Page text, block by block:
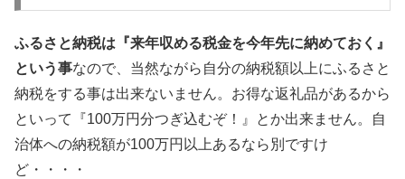
ふるさと納税は『来年収める税金を今年先に納めておく』
という事なので、当然ながら自分の納税額以上にふるさと
納税をする事は出来ないません。お得な返礼品があるから
といって『100万円分つぎ込むぞ！』とか出来ません。自
治体への納税額が100万円以上あるなら別ですけ
ど・・・・